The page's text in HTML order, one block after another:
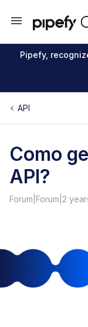
Pipefy,
API
Como
API?
Forum|Forum|2